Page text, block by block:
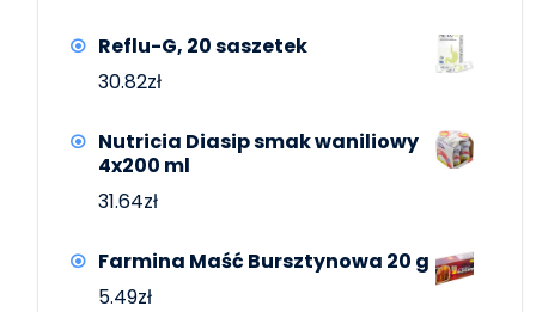
Reflu-G, 20 saszetek
30.82zł
Nutricia Diasip smak waniliowy
4x200 ml
31.64zł
Farmina Maść Bursztynowa 20 g
5.49zł